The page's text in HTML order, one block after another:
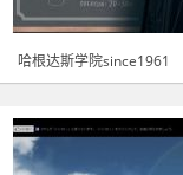
哈根达斯学院since1961